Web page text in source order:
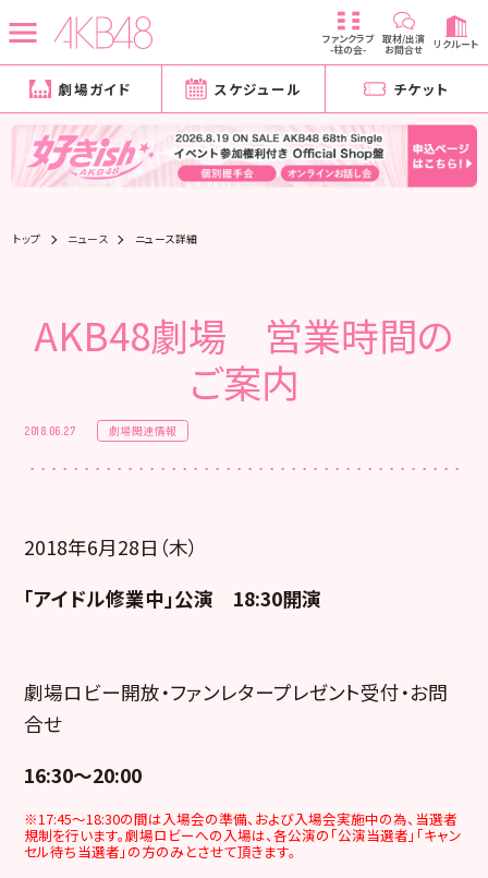
ファンクラブ
-柱の会-
取材/出演
お問合せ リクルート
劇場ガイド スケジュール チケット
トップ ニュース ニュース詳細
AKB48劇場 営業時間の
ご案内
2018.06.27 劇場関連情報
2018年6月28日（木）
「アイドル修業中」公演 18:30開演
劇場ロビー開放・ファンレタープレゼント受付・お問
合せ
16:30～20:00
※17:45～18:30の間は入場会の準備、および入場会実施中の為、当選者
規制を行います。劇場ロビーへの入場は、各公演の「公演当選者」「キャン
セル待ち当選者」の方のみとさせて頂きます。